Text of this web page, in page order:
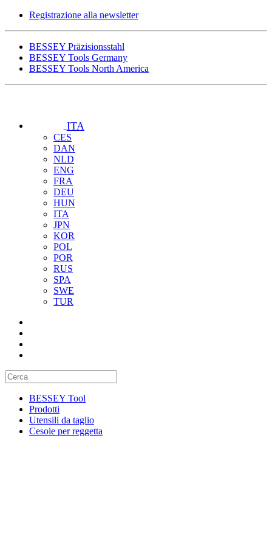
Registrazione alla newsletter
BESSEY Präzisionsstahl
BESSEY Tools Germany
BESSEY Tools North America
ITA
CES
DAN
NLD
ENG
FRA
DEU
HUN
ITA
JPN
KOR
POL
POR
RUS
SPA
SWE
TUR
BESSEY Tool
Prodotti
Utensili da taglio
Cesoie per reggetta